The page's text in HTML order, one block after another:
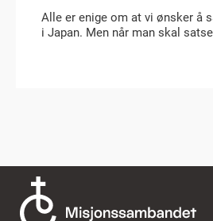
Alle er enige om at vi ønsker å
i Japan. Men når man skal